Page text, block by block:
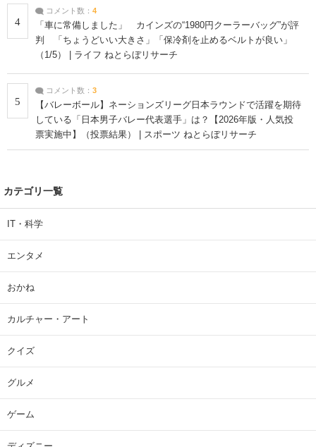
4
コメント数： 4
「車に常備しました」 カインズの“1980円クーラーバッグ”が評
判 「ちょうどいい大きさ」「保冷剤を止めるベルトが良い」
（1/5） | ライフ ねとらぼリサーチ
5
コメント数： 3
【バレーボール】ネーションズリーグ日本ラウンドで活躍を期待
している「日本男子バレー代表選手」は？【2026年版・人気投
票実施中】（投票結果） | スポーツ ねとらぼリサーチ
カテゴリ一覧
IT・科学
エンタメ
おかね
カルチャー・アート
クイズ
グルメ
ゲーム